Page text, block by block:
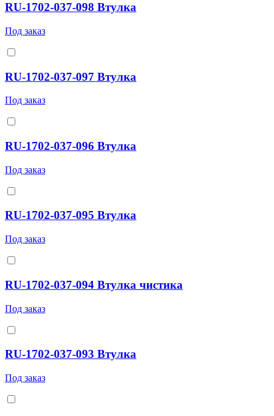
RU-1702-037-098 Втулка
Под заказ
RU-1702-037-097 Втулка
Под заказ
RU-1702-037-096 Втулка
Под заказ
RU-1702-037-095 Втулка
Под заказ
RU-1702-037-094 Втулка чистика
Под заказ
RU-1702-037-093 Втулка
Под заказ